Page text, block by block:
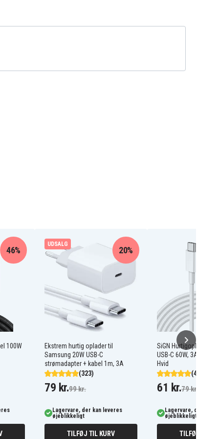
100W
46%
UDSALG
Ekstrem hurtig oplader til
Samsung 20W USB-C
strømadapter + kabel 1m, 3A
(323)
20%
79 kr.99 kr.
Lagervare, der kan leveres
øjeblikkeligt
TILFØJ TIL KURV
SiGN
USB-C 60W, 3A, 2m
Hvid
(448)
61 kr.79 kr.
Lagervare, der kan
øjeblikkeligt
TILFØJ TIL